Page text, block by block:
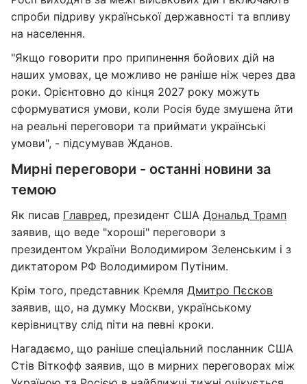
спроби підриву української державності та впливу
на населення.
"Якщо говорити про припинення бойових дій на
наших умовах, це можливо не раніше ніж через два
роки. Орієнтовно до кінця 2027 року можуть
сформуватися умови, коли Росія буде змушена йти
на реальні переговори та приймати українські
умови", - підсумував Жданов.
Мирні переговори - останні новини за
темою
Як писав Главред, президент США Дональд Трамп
заявив, що веде "хороші" переговори з
президентом України Володимиром Зеленським і з
диктатором РФ Володимиром Путіним.
Крім того, представник Кремля Дмитро Пєсков
заявив, що, на думку Москви, українському
керівництву слід піти на певні кроки.
Нагадаємо, що раніше спеціальний посланник США
Стів Віткофф заявив, що в мирних переговорах між